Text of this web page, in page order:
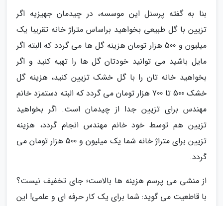
بنا به گفته پرسنل این موسسه، در چیدمان جهیزیه اگر
تزیین با گل طبیعی بخواهید براساس متراژ خانه تقریبا یک
میلیون و 500 هزار تومان هزینه گل ها می گردد که البته اگر
مایل باشید می توانید خودتان گل ها را تهیه کنید و اگر
بخواهید خانه تان را با گل خشک تزیین کنید، هزینه گل
خشک 500 تا 700 هزار تومان می گردد که البته دستمزد خانم
مهندس برای تزیین جدا از چیدمان است. اگر بخواهید
تزیین هم توسط خود خانم مهندس انجام گردد، هزینه
تزیین برای متراژ خانه شما یک میلیون و 500 هزار تومان می
گردد.
از منشی می پرسم هزینه ها بالاست؛ جای تخفیف نیست؟
با قاطعیت می گوید: شما برای یک کار حرفه ای و علمی! این